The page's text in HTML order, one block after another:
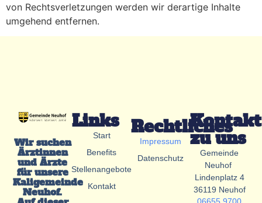
von Rechtsverletzungen werden wir derartige Inhalte
umgehend entfernen.
Wir suchen
Ärztinnen
und Ärzte
für unsere
Kaligemeinde
Neuhof.
Rechtliches
Impressum
Datenschutz
Links
Start
Benefits
Stellenangebote
Kontakt
Kontakt
zu uns
Gemeinde
Neuhof
Lindenplatz 4
36119 Neuhof
06655 9700